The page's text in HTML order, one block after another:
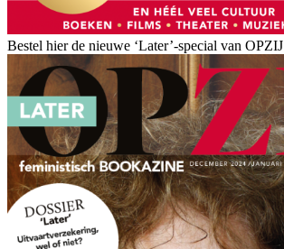
Bestel hier de nieuwe ‘Later’-special van OPZIJ